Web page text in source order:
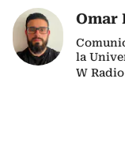
Omar
la
W